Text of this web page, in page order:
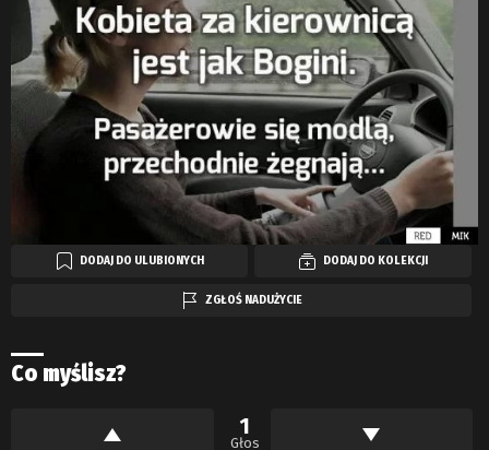
DODAJ DO ULUBIONYCH DODAJ DO KOLEKCJI
ZGŁOŚ NADUŻYCIE
Co myślisz?
1
Głos